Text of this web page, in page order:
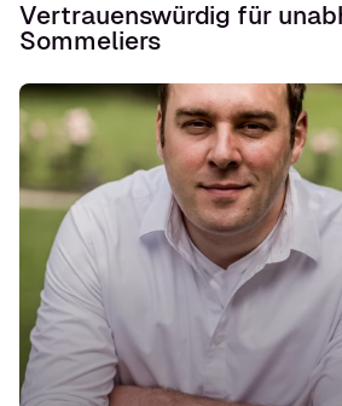
Vertrauenswürdig für
Sommeliers